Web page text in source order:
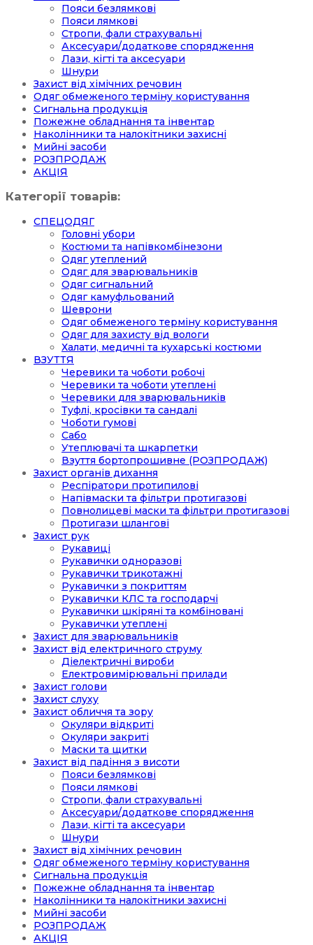
Пояси безлямкові
Пояси лямкові
Стропи, фали страхувальні
Аксесуари/додаткове спорядження
Лази, кігті та аксесуари
Шнури
Захист від хімічних речовин
Одяг обмеженого терміну користування
Сигнальна продукція
Пожежне обладнання та інвентар
Наколінники та налокітники захисні
Мийні засоби
РОЗПРОДАЖ
АКЦІЯ
Категорії товарів:
СПЕЦОДЯГ
Головні убори
Костюми та напівкомбінезони
Одяг утеплений
Одяг для зварювальників
Одяг сигнальний
Одяг камуфльований
Шеврони
Одяг обмеженого терміну користування
Одяг для захисту від вологи
Халати, медичні та кухарські костюми
ВЗУТТЯ
Черевики та чоботи робочі
Черевики та чоботи утеплені
Черевики для зварювальників
Туфлі, кросівки та сандалі
Чоботи гумові
Сабо
Утеплювачі та шкарпетки
Взуття бортопрошивне (РОЗПРОДАЖ)
Захист органів дихання
Респіратори протипилові
Напівмаски та фільтри протигазові
Повнолицеві маски та фільтри протигазові
Протигази шлангові
Захист рук
Рукавиці
Рукавички одноразові
Рукавички трикотажні
Рукавички з покриттям
Рукавички КЛС та господарчі
Рукавички шкіряні та комбіновані
Рукавички утеплені
Захист для зварювальників
Захист від електричного струму
Діелектричні вироби
Електровимірювальні прилади
Захист голови
Захист слуху
Захист обличчя та зору
Окуляри відкриті
Окуляри закриті
Маски та щитки
Захист від падіння з висоти
Пояси безлямкові
Пояси лямкові
Стропи, фали страхувальні
Аксесуари/додаткове спорядження
Лази, кігті та аксесуари
Шнури
Захист від хімічних речовин
Одяг обмеженого терміну користування
Сигнальна продукція
Пожежне обладнання та інвентар
Наколінники та налокітники захисні
Мийні засоби
РОЗПРОДАЖ
АКЦІЯ